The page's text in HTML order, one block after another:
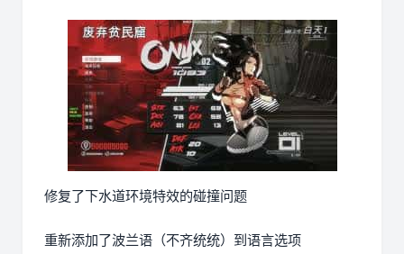
修复了下水道环境特效的碰撞问题
重新添加了波兰语（不齐统统）到语言选项